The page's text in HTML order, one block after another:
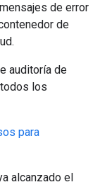
de error
de
auditoría de
los
para
alcanzado el